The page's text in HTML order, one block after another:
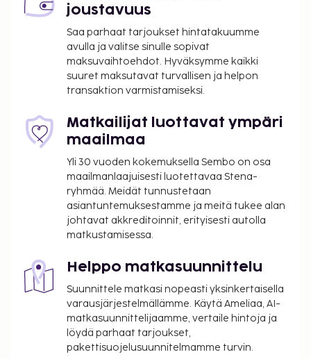
joustavuus
Saa parhaat tarjoukset hintatakuumme
avulla ja valitse sinulle sopivat
maksuvaihtoehdot. Hyväksymme kaikki
suuret maksutavat turvallisen ja helpon
transaktion varmistamiseksi.
Matkailijat luottavat ympäri
maailmaa
Yli 30 vuoden kokemuksella Sembo on osa
maailmanlaajuisesti luotettavaa Stena-
ryhmää. Meidät tunnustetaan
asiantuntemuksestamme ja meitä tukee alan
johtavat akkreditoinnit, erityisesti autolla
matkustamisessa.
Helppo matkasuunnittelu
Suunnittele matkasi nopeasti yksinkertaisella
varausjärjestelmällämme. Käytä Ameliaa, AI-
matkasuunnittelijaamme, vertaile hintoja ja
löydä parhaat tarjoukset,
pakettisuojelusuunnitelmamme turvin.